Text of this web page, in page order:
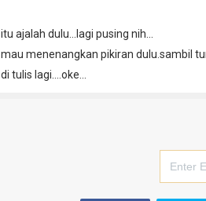
itu ajalah dulu...lagi pusing nih...
mau menenangkan pikiran dulu.sambil
di tulis lagi....oke...